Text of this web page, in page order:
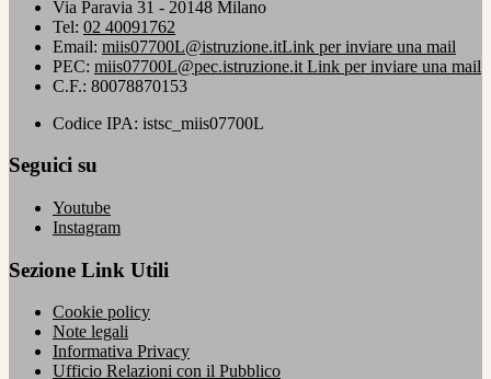
Via Paravia 31 - 20148 Milano
Tel: 02 40091762
Email: miis07700L@istruzione.itLink per inviare una mail
PEC: miis07700L@pec.istruzione.it Link per inviare una mail
C.F.: 80078870153
Codice IPA: istsc_miis07700L
Seguici su
Youtube
Instagram
Sezione Link Utili
Cookie policy
Note legali
Informativa Privacy
Ufficio Relazioni con il Pubblico